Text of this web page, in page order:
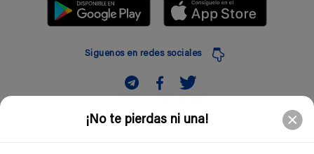
¡No te pierdas ni una!
Siguenos en redes sociales
Suscribir